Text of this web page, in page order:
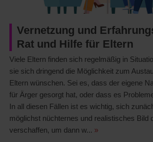
Vernetzung und
Rat und Hilfe für Eltern
Viele Eltern finden sich regelmäßig in
sie sich dringend die Möglichkeit zum
Eltern wünschen. Sei es, dass der eigene
für Ärger gesorgt hat, oder dass es
In all diesen Fällen ist es wichtig, sich
möglichst nüchternes und realistisches Bild
verschaffen, um dann w... »